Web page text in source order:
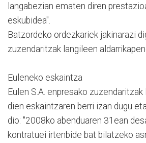
langabezian ematen diren
eskubidea".
Batzordeko ordezkariek jakinarazi
zuzendaritzak langileen
Euleneko eskaintza
Eulen S.A. enpresako
dien eskaintzaren berri izan dugu
dio: "2008ko abenduaren 31ean
kontratuei irtenbide bat bilatzeko